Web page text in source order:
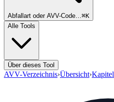
Abfallart oder AVV-Code…⌘K
Alle Tools
Über dieses Tool
AVV-Verzeichnis›Übersicht›Kapitel